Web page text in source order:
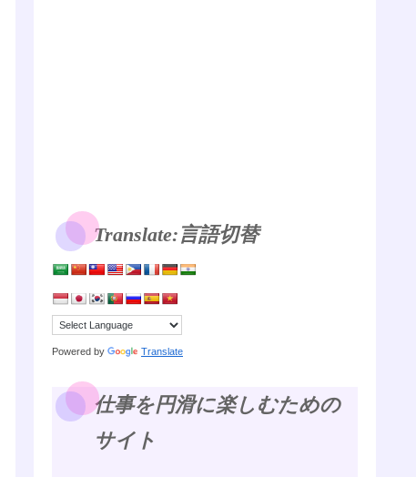
Translate:言語切替
Powered by Translate
仕事を円滑に楽しむための
サイト